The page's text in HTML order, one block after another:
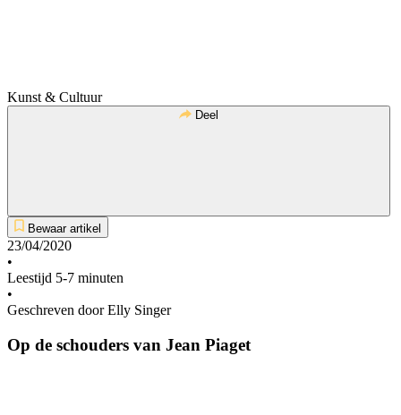
Kunst & Cultuur
Deel
Bewaar artikel
23/04/2020
•
Leestijd 5-7 minuten
•
Geschreven door Elly Singer
Op de schouders van Jean Piaget